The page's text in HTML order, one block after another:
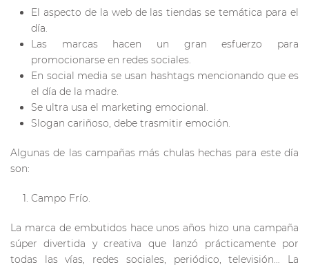
El aspecto de la web de las tiendas se temática para el
día.
Las marcas hacen un gran esfuerzo para
promocionarse en redes sociales.
En social media se usan hashtags mencionando que es
el día de la madre.
Se ultra usa el marketing emocional.
Slogan cariñoso, debe trasmitir emoción.
Algunas de las campañas más chulas hechas para este día
son:
Campo Frío.
La marca de embutidos hace unos años hizo una campaña
súper divertida y creativa que lanzó prácticamente por
todas las vías, redes sociales, periódico, televisión… La